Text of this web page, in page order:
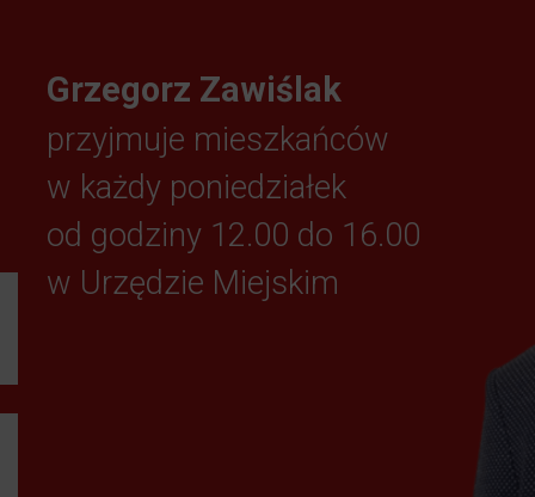
Grzegorz Zawiślak
przyjmuje mieszkańców
w każdy poniedziałek
od godziny 12.00 do 16.00
w Urzędzie Miejskim